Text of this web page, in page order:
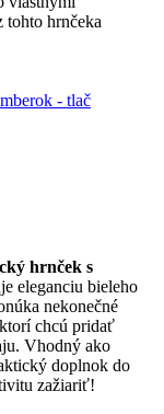
tohto hrnčeka
hrnček s
eleganciu bieleho
nekonečné
chcú pridať
Vhodný ako
doplnok do
zažiariť!